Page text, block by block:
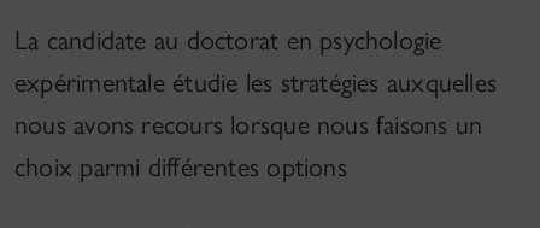
La candidate au doctorat en psychologie
expérimentale étudie les stratégies auxquelles
nous avons recours lorsque nous faisons un
choix parmi différentes options